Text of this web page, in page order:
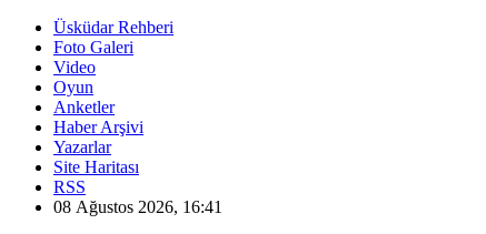
Üsküdar Rehberi
Foto Galeri
Video
Oyun
Anketler
Haber Arşivi
Yazarlar
Site Haritası
RSS
08 Ağustos 2026, 16:41